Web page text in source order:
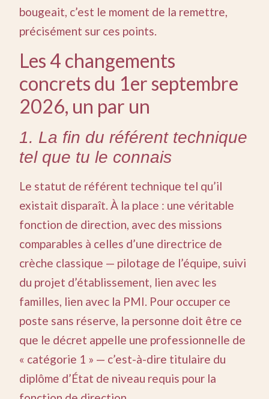
bougeait, c’est le moment de la remettre,
précisément sur ces points.
Les 4 changements
concrets du 1er septembre
2026, un par un
1. La fin du référent technique
tel que tu le connais
Le statut de référent technique tel qu’il
existait disparaît. À la place : une véritable
fonction de direction, avec des missions
comparables à celles d’une directrice de
crèche classique — pilotage de l’équipe, suivi
du projet d’établissement, lien avec les
familles, lien avec la PMI. Pour occuper ce
poste sans réserve, la personne doit être ce
que le décret appelle une professionnelle de
« catégorie 1 » — c’est-à-dire titulaire du
diplôme d’État de niveau requis pour la